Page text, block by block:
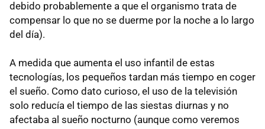
debido probablemente a que el organismo trata de
compensar lo que no se duerme por la noche a lo largo
del día).
A medida que aumenta el uso infantil de estas
tecnologías, los pequeños tardan más tiempo en coger
el sueño. Como dato curioso, el uso de la televisión
solo reducía el tiempo de las siestas diurnas y no
afectaba al sueño nocturno (aunque como veremos